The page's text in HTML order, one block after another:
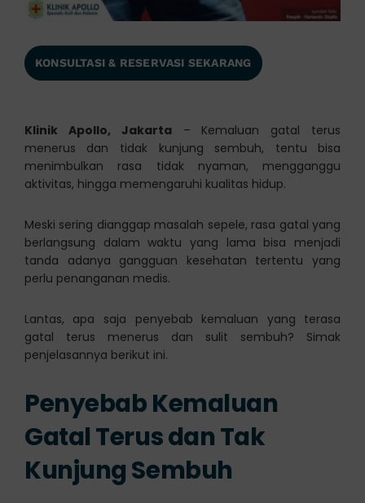
KONSULTASI & RESERVASI SEKARANG
Klinik Apollo, Jakarta– Kemaluan gatal terus
menerus dan tidak kunjung sembuh, tentu bisa
menimbulkan rasa tidak nyaman, mengganggu
aktivitas, hingga memengaruhi kualitas hidup.
Meski sering dianggap masalah sepele, rasa gatal yang
berlangsung dalam waktu yang lama bisa menjadi
tanda adanya gangguan kesehatan tertentu yang
perlu penanganan medis.
Lantas, apa saja penyebab kemaluan yang terasa
gatal terus menerus dan sulit sembuh? Simak
penjelasannya berikut ini.
Penyebab Kemaluan
Gatal Terus dan Tak
Kunjung Sembuh